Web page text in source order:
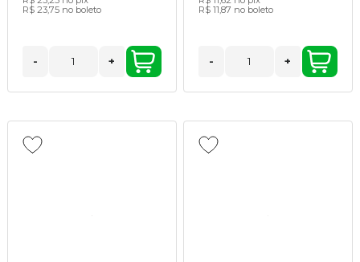
R$ 23,75 no boleto
- +
R$ 11,87 no boleto
- +